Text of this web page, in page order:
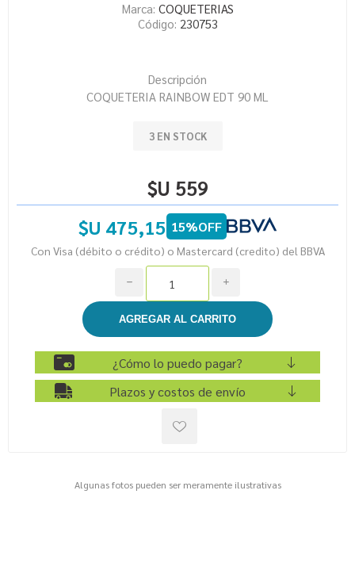
Marca: COQUETERIAS
Código: 230753
Descripción
COQUETERIA RAINBOW EDT 90 ML
3 EN STOCK
$U 559
$U 475,15 15%OFF
Con Visa (débito o crédito) o Mastercard (credito) del BBVA
i
h
¿Cómo lo puedo pagar?
Plazos y costos de envío
Algunas fotos pueden ser meramente ilustrativas